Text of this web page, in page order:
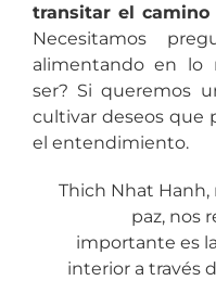
transitar el camino
Necesitamos
alimentando en lo
ser? Si queremos
cultivar deseos que
el entendimiento.
Thich Nhat
paz, nos
importante es
interior a través